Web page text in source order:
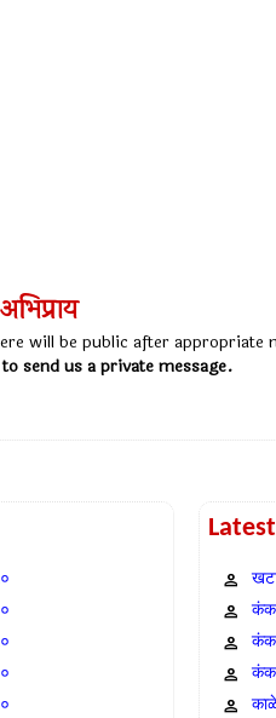
will be public after appropriate
to send us a private message.